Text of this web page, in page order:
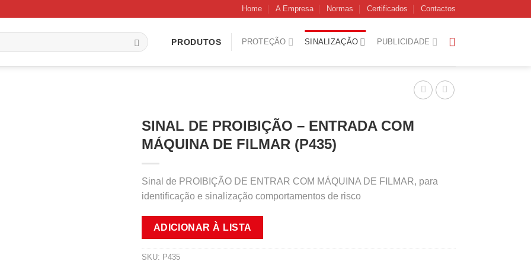
Home A Empresa Normas Certificados Contactos
PRODUTOS PROTEÇÃO SINALIZAÇÃO PUBLICIDADE
SINAL DE PROIBIÇÃO – ENTRADA COM
MÁQUINA DE FILMAR (P435)
Sinal de PROIBIÇÃO DE ENTRAR COM MÁQUINA DE FILMAR, para
identificação e sinalização comportamentos de risco
ADICIONAR À LISTA
SKU: P435